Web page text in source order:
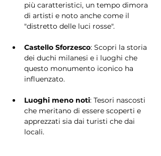
più caratteristici, un tempo dimora
di artisti e noto anche come il
"distretto delle luci rosse".
Castello Sforzesco: Scopri la storia
dei duchi milanesi e i luoghi che
questo monumento iconico ha
influenzato.
Luoghi meno noti: Tesori nascosti
che meritano di essere scoperti e
apprezzati sia dai turisti che dai
locali.